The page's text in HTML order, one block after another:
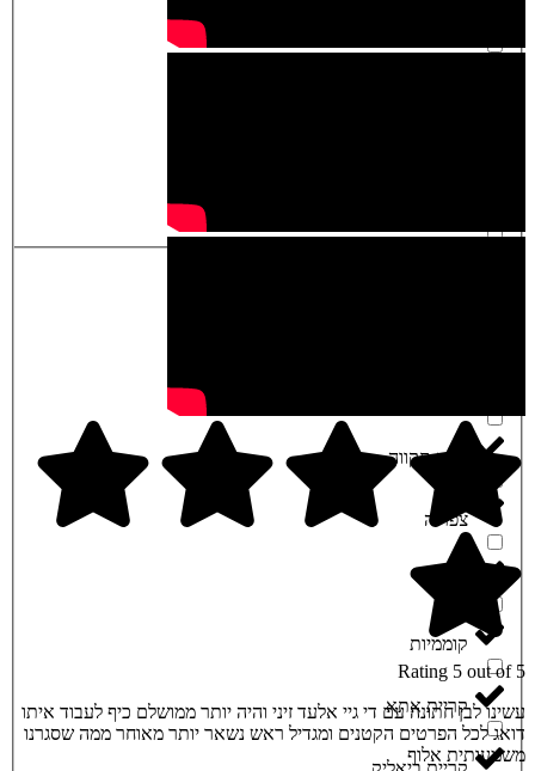
פתח תקווה
צפריה
קוממיות
קריית אתא
Rating 5 out of 5
עשינו לבן חתונה עם די גיי אלעד זיני והיה יותר ממושלם כיף לעבוד איתו
דואג לכל הפרטים הקטנים ומגדיל ראש נשאר יותר מאוחר ממה שסגרנו
משמעותית אלוף